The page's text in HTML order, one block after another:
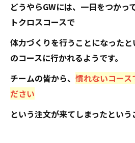
どうやらGWには、一日をつかっ
トクロスコースで
体力づくりを行うことになった
のコースに行かれるようです。
チームの皆から、 慣れないコース
ださい
という注文が来てしまったという